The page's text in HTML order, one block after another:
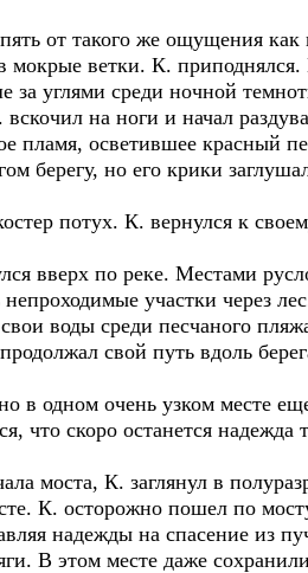
от такого же ощущения как
ветки. К. приподнялся.
за углями среди ночной
на ноги и начал
пламя, осветившее красный
берегу, но его крики
потух. К. вернулся к
по реке. Местами русло
непроходимые участки через
воды среди песчаного
свой путь вдоль
одном очень узком месте
что скоро останется
моста, К. заглянул в
К. осторожно пошел по
надежды на спасение из
В этом месте даже